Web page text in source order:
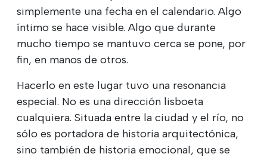
simplemente una fecha en el calendario. Algo
íntimo se hace visible. Algo que durante
mucho tiempo se mantuvo cerca se pone, por
fin, en manos de otros.
Hacerlo en este lugar tuvo una resonancia
especial. No es una dirección lisboeta
cualquiera. Situada entre la ciudad y el río, no
sólo es portadora de historia arquitectónica,
sino también de historia emocional, que se